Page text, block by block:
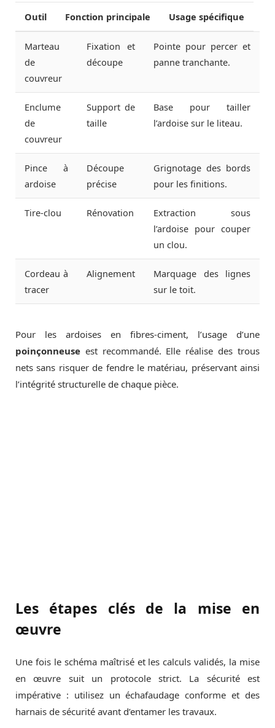
Outil Fonction principale Usage spécifique
Marteau
de
couvreur
Fixation et
découpe
Pointe pour percer et
panne tranchante.
Enclume
de
couvreur
Support de
taille
Base pour tailler
l’ardoise sur le liteau.
Pince à
ardoise
Découpe
précise
Grignotage des bords
pour les finitions.
Tire-clou Rénovation
Extraction sous
l’ardoise pour couper
un clou.
Cordeau à
tracer
Alignement
Marquage des lignes
sur le toit.
Pour les ardoises en fibres-ciment, l’usage d’une
poinçonneuse est recommandé. Elle réalise des trous
nets sans risquer de fendre le matériau, préservant ainsi
l’intégrité structurelle de chaque pièce.
Les étapes clés de la mise en
œuvre
Une fois le schéma maîtrisé et les calculs validés, la mise
en œuvre suit un protocole strict. La sécurité est
impérative : utilisez un échafaudage conforme et des
harnais de sécurité avant d’entamer les travaux.